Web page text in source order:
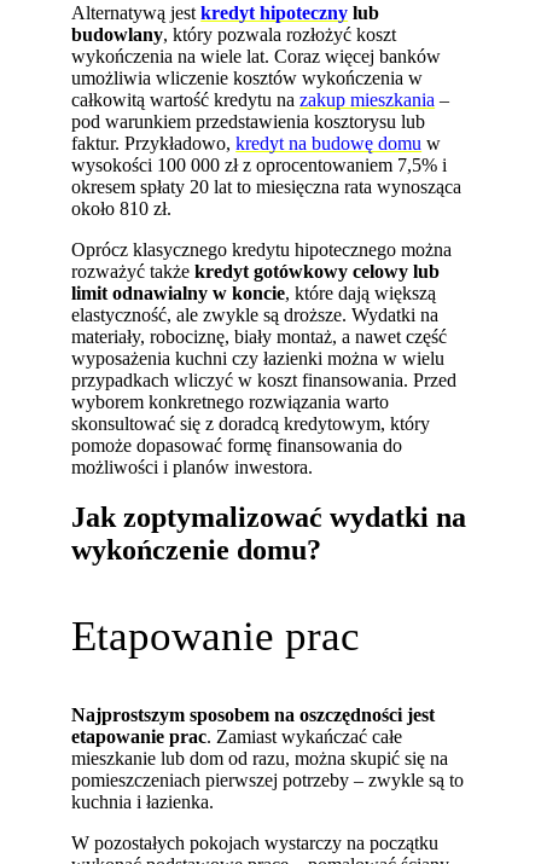
Alternatywą jestkredyt hipoteczny lub
budowlany, który pozwala rozłożyć koszt
wykończenia na wiele lat. Coraz więcej banków
umożliwia wliczenie kosztów wykończenia w
całkowitą wartość kredytu nazakup mieszkania –
pod warunkiem przedstawienia kosztorysu lub
faktur. Przykładowo,kredyt na budowę domu w
wysokości 100 000 zł z oprocentowaniem 7,5% i
okresem spłaty 20 lat to miesięczna rata wynosząca
około 810 zł.
Oprócz klasycznego kredytu hipotecznego można
rozważyć takżekredyt gotówkowy celowy lub
limit odnawialny w koncie, które dają większą
elastyczność, ale zwykle są droższe. Wydatki na
materiały, robociznę, biały montaż, a nawet część
wyposażenia kuchni czy łazienki można w wielu
przypadkach wliczyć w koszt finansowania. Przed
wyborem konkretnego rozwiązania warto
skonsultować się z doradcą kredytowym, który
pomoże dopasować formę finansowania do
możliwości i planów inwestora.
Jak zoptymalizować wydatki na
wykończenie domu?
Etapowanie prac
Najprostszym sposobem na oszczędności jest
etapowanie prac. Zamiast wykańczać całe
mieszkanie lub dom od razu, można skupić się na
pomieszczeniach pierwszej potrzeby – zwykle są to
kuchnia i łazienka.
W pozostałych pokojach wystarczy na początku